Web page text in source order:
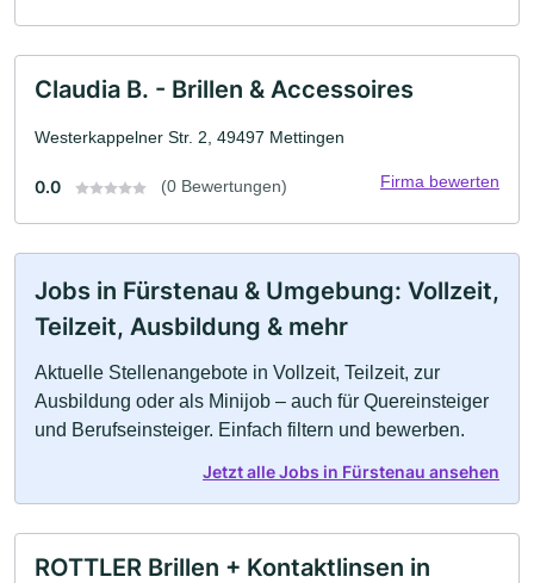
Claudia B. - Brillen & Accessoires
Westerkappelner Str. 2, 49497 Mettingen
0.0 (0 Bewertungen) Firma bewerten
Jobs in Fürstenau & Umgebung: Vollzeit,
Teilzeit, Ausbildung & mehr
Aktuelle Stellenangebote in Vollzeit, Teilzeit, zur
Ausbildung oder als Minijob – auch für Quereinsteiger
und Berufseinsteiger. Einfach filtern und bewerben.
Jetzt alle Jobs in Fürstenau ansehen
ROTTLER Brillen + Kontaktlinsen in